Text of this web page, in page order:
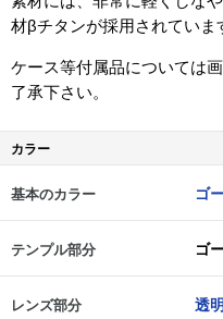
材βチタンが採用されていま
ケース等付属品については
了承下さい。
カラー
基本のカラー ゴ
テンプル部分 ゴ
レンズ部分 透明